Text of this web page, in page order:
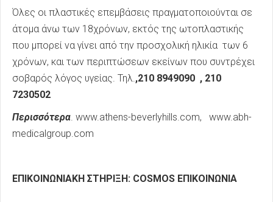
Όλες οι πλαστικές επεμβάσεις πραγματοποιούνται σε
άτομα άνω των 18χρόνων, εκτός της ωτοπλαστικής
που μπορεί να γίνει από την προσχολική ηλικία των 6
χρόνων, και των περιπτώσεων εκείνων που συντρέχει
σοβαρός λόγος υγείας. Τηλ.,210 8949090 , 210
7230502
Περισσότερα. www.athens-beverlyhills.com, www.abh-
medicalgroup.com
ΕΠΙΚΟΙΝΩΝΙΑΚΗ ΣΤΗΡΙΞΗ: COSMOS ΕΠΙΚΟΙΝΩΝΙΑ